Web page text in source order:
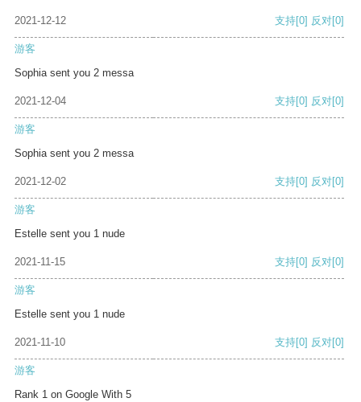
2021-12-12 支持[0] 反对[0]
游客
Sophia sent you 2 messa
2021-12-04 支持[0] 反对[0]
游客
Sophia sent you 2 messa
2021-12-02 支持[0] 反对[0]
游客
Estelle sent you 1 nude
2021-11-15 支持[0] 反对[0]
游客
Estelle sent you 1 nude
2021-11-10 支持[0] 反对[0]
游客
Rank 1 on Google With 5